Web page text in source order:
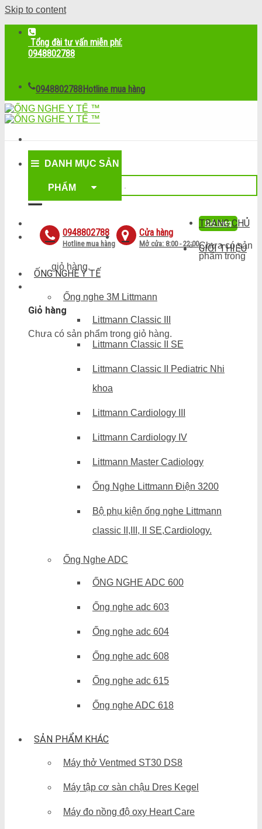
Skip to content
Tổng đài tư vấn miễn phí:
0948802788
0948802788Hotline mua hàng
0948802788
Hotline mua hàng
Cửa hàng
Mở cửa: 8:00 - 22:00
Giỏ hàng
Chưa có sản
phẩm trong
giỏ hàng.
Giỏ hàng
Chưa có sản phẩm trong giỏ hàng.
DANH MỤC SẢN
PHẨM
TRANG CHỦ
GIỚI THIỆU
ỐNG NGHE Y TẾ
Ống nghe 3M Littmann
Littmann Classic III
Littmann Classic II SE
Littmann Classic II Pediatric Nhi
khoa
Littmann Cardiology III
Littmann Cardiology IV
Littmann Master Cadiology
Ống Nghe Littmann Điện 3200
Bộ phụ kiện ống nghe Littmann
classic II,III, II SE,Cardiology.
Ống Nghe ADC
ỐNG NGHE ADC 600
Ống nghe adc 603
Ống nghe adc 604
Ống nghe adc 608
Ống nghe adc 615
Ống nghe ADC 618
SẢN PHẨM KHÁC
Máy thở Ventmed ST30 DS8
Máy tập cơ sàn chậu Dres Kegel
Máy đo nồng độ oxy Heart Care